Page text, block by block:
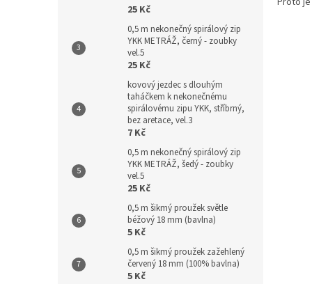
25 Kč
0,5 m nekonečný spirálový zip
YKK METRÁŽ, černý - zoubky
vel.5
25 Kč
kovový jezdec s dlouhým
taháčkem k nekonečnému
spirálovému zipu YKK, stříbrný,
bez aretace, vel.3
7 Kč
0,5 m nekonečný spirálový zip
YKK METRÁŽ, šedý - zoubky
vel.5
25 Kč
0,5 m šikmý proužek světle
béžový 18 mm (bavlna)
5 Kč
0,5 m šikmý proužek zažehlený
červený 18 mm (100% bavlna)
5 Kč